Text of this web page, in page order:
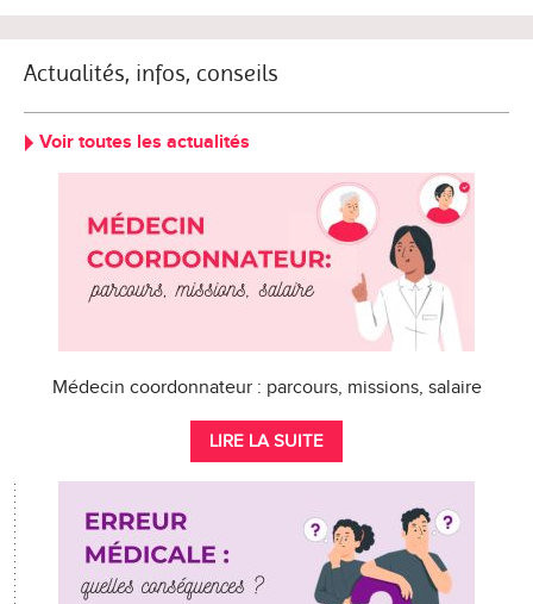
Actualités, infos, conseils
Voir toutes les actualités
Médecin coordonnateur : parcours, missions, salaire
LIRE LA SUITE